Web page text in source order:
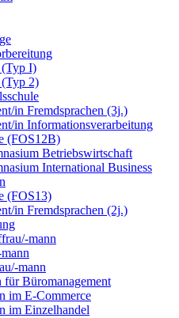
(Typ I)
(Typ 2)
in­ Fremdsprachen (3j.)
in Informationsverarbeitung
(FOS12B)
Betriebswirtschaft
International Business
(FOS13)
in Fremdsprachen (2j.)
mann
mann
Büromanagement
im E-Commerce
im Einzelhandel